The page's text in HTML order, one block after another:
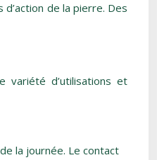
de la pierre. Des
variété d’utilisations et
la journée. Le contact